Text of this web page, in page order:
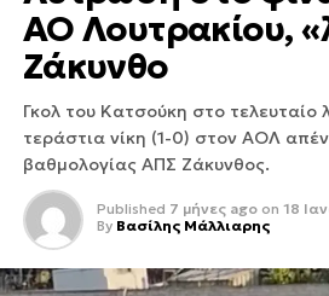
ΑΟ Λουτρακίου,
Ζάκυνθο
Γκολ του Κατσούκη στο τελευταίο
τεράστια νίκη (1-0) στον ΑΟΛ
βαθμολογίας ΑΠΣ Ζάκυνθος.
Published 7 μήνες ago on 18
By Βασίλης Μάλλιαρης